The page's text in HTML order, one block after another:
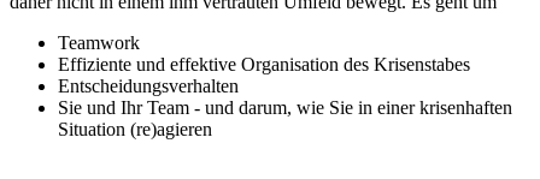
Teamwork
Effiziente und effektive Organisation des Krisenstabes
Entscheidungsverhalten
Sie und Ihr Team - und darum, wie Sie in einer krisenhaften
Situation (re)agieren